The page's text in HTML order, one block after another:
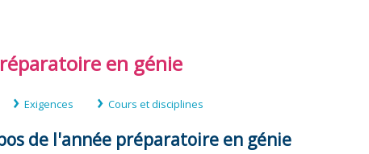
en génie
Exigences Cours et disciplines
de l'année préparatoire en génie